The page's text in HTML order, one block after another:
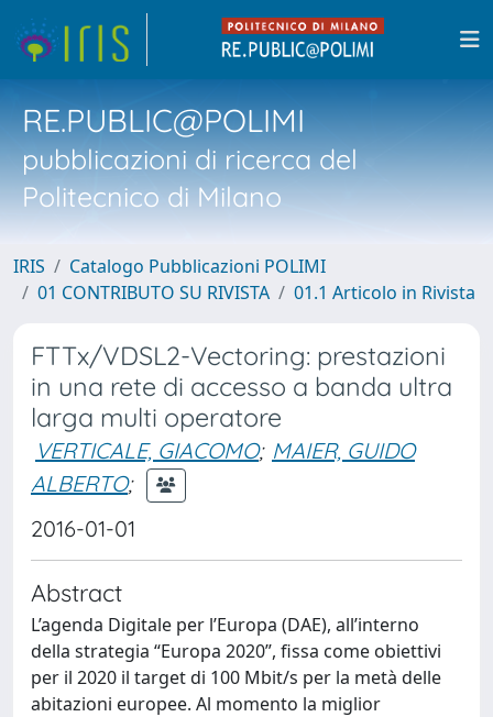
RE.PUBLIC@POLIMI
pubblicazioni di ricerca del
Politecnico di Milano
IRIS
Catalogo Pubblicazioni POLIMI
01 CONTRIBUTO SU RIVISTA
01.1 Articolo in Rivista
FTTx/VDSL2-Vectoring: prestazioni
in una rete di accesso a banda ultra
larga multi operatore
VERTICALE, GIACOMO; MAIER, GUIDO
ALBERTO;
2016-01-01
Abstract
L’agenda Digitale per l’Europa (DAE), all’interno
della strategia “Europa 2020”, fissa come obiettivi
per il 2020 il target di 100 Mbit/s per la metà delle
abitazioni europee. Al momento la miglior